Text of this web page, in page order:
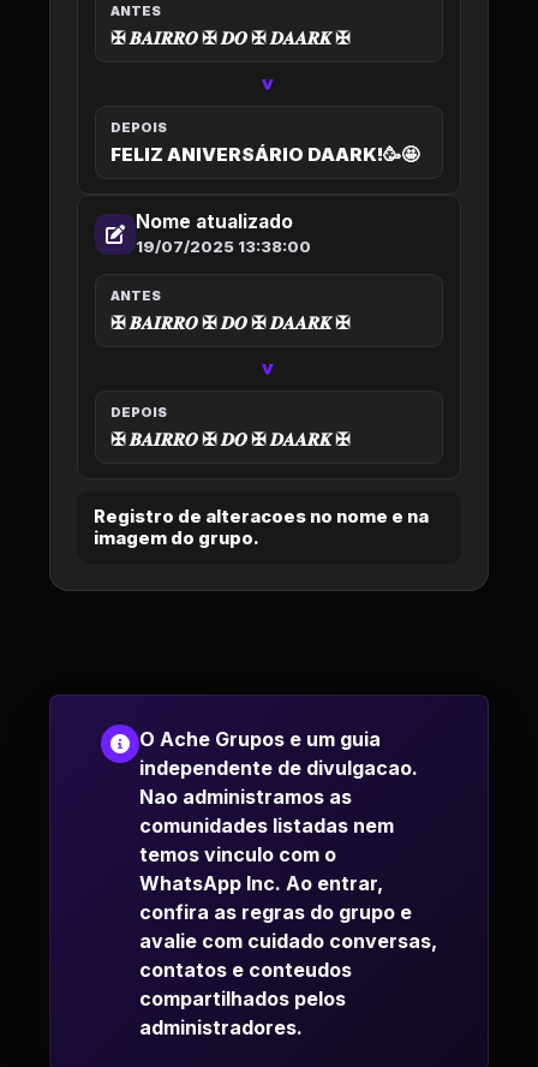
ANTES
✠ 𝑩𝑨𝑰𝑹𝑹𝑶 ✠ 𝑫𝑶 ✠ 𝑫𝑨𝑨𝑹𝑲 ✠
>
DEPOIS
FELIZ ANIVERSÁRIO DAARK!🥳🤩
Nome atualizado
19/07/2025 13:38:00
ANTES
✠ 𝑩𝑨𝑰𝑹𝑹𝑶 ✠ 𝑫𝑶 ✠ 𝑫𝑨𝑨𝑹𝑲 ✠
>
DEPOIS
✠ 𝑩𝑨𝑰𝑹𝑹𝑶 ✠ 𝑫𝑶 ✠ 𝑫𝑨𝑨𝑹𝑲 ✠
Registro de alteracoes no nome e na
imagem do grupo.
O Ache Grupos e um guia
independente de divulgacao.
Nao administramos as
comunidades listadas nem
temos vinculo com o
WhatsApp Inc. Ao entrar,
confira as regras do grupo e
avalie com cuidado conversas,
contatos e conteudos
compartilhados pelos
administradores.